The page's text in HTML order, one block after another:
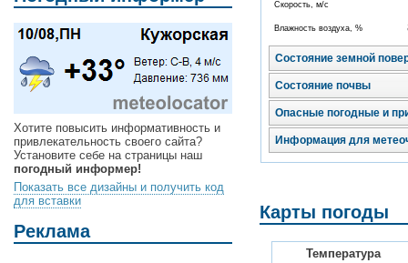
Хотите повысить информативность и
привлекательность своего сайта?
Установите себе на страницы наш
погодный информер!
Показать все дизайны и получить код
для вставки
Реклама
Скорость, м/с
Влажность воздуха, %
Состояние земной
Состояние почвы
Опасные погодные и
Информация для
Карты погоды
Температура